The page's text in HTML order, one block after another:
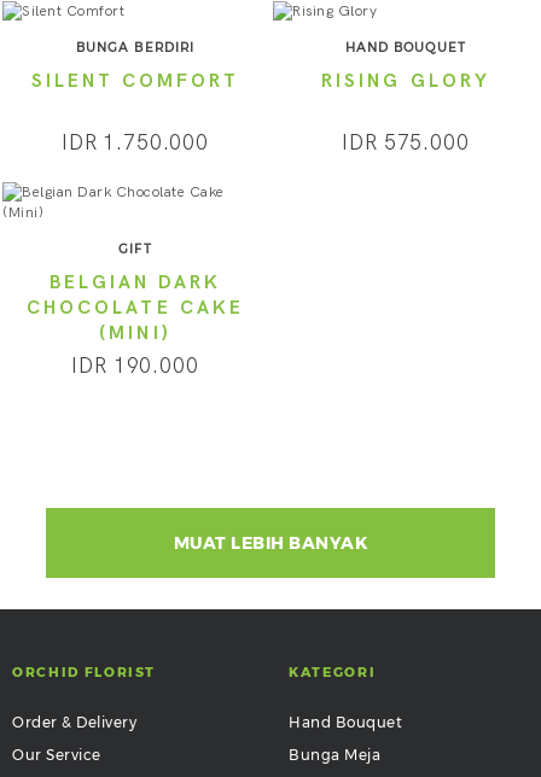
BUNGA BERDIRI
SILENT COMFORT
IDR 1.750.000
HAND BOUQUET
RISING GLORY
IDR 575.000
GIFT
BELGIAN DARK
CHOCOLATE CAKE
(MINI)
IDR 190.000
MUAT LEBIH BANYAK
ORCHID FLORIST
Order & Delivery
Our Service
KATEGORI
Hand Bouquet
Bunga Meja